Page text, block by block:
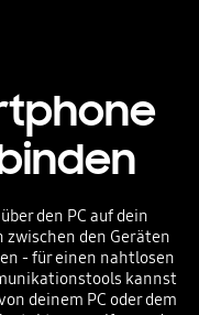
den PC auf dein
zwischen den Geräten
- für einen nahtlosen
kannst
deinem PC oder dem